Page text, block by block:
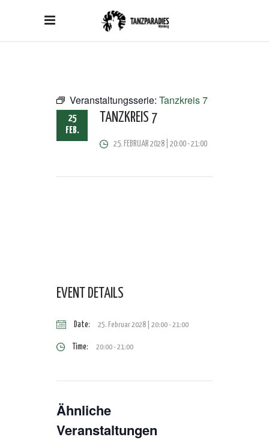
Veranstaltungsserie: Tanzkreis 7
25
FEB.
TANZKREIS 7
25. FEBRUAR 2028 | 20:00-21:00
EVENT DETAILS
Date: 25. Februar 2028 | 20:00-21:00
Time: 20:00 - 21:00
Ähnliche
Veranstaltungen